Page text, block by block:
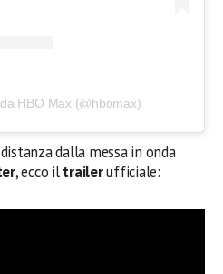
HBO Max (@hbomax)
dalla messa in onda
, ecco iltrailerufficiale: